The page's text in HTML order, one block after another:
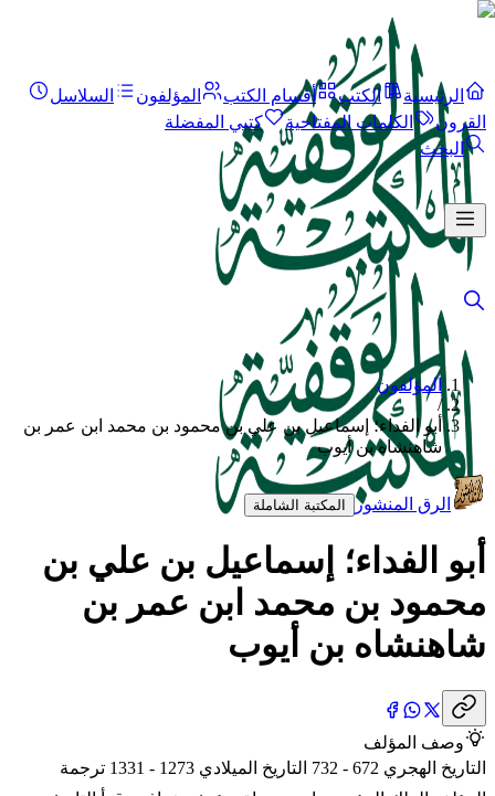
الرئيسية الكتب أقسام الكتب المؤلفون
السلاسل
القرون
الكلمات المفتاحية
كتبي المفضلة
البحث
المؤلفون
/
أبو الفداء؛ إسماعيل بن علي بن محمود بن محمد ابن عمر بن
شاهنشاه بن أيوب
الرق المنشور المكتبة الشاملة
أبو الفداء؛ إسماعيل بن علي بن
محمود بن محمد ابن عمر بن
شاهنشاه بن أيوب
وصف المؤلف
التاريخ الهجري 672 - 732 التاريخ الميلادي 1273 - 1331 ترجمة